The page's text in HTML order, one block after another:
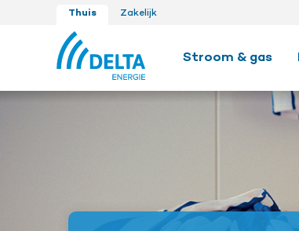
Thuis Zakelijk
Stroom & gas